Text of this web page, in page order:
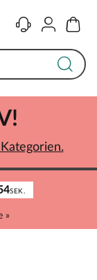
KontaktKonto
SEK.
»